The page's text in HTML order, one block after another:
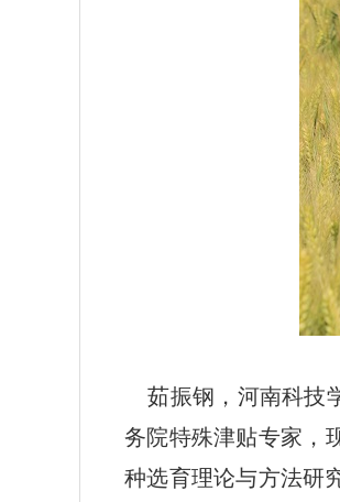
茹振钢，河南科技
务院特殊津贴专家，
种选育理论与方法研